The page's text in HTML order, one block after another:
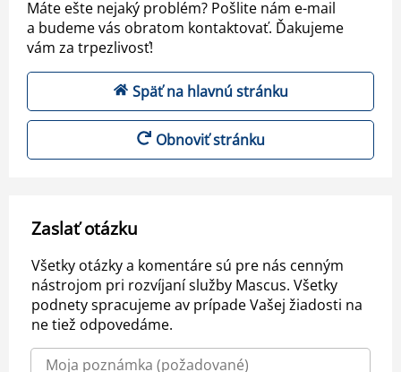
Máte ešte nejaký problém? Pošlite nám e-mail
a budeme vás obratom kontaktovať. Ďakujeme
vám za trpezlivosť!
Späť na hlavnú stránku
Obnoviť stránku
Zaslať otázku
Všetky otázky a komentáre sú pre nás cenným
nástrojom pri rozvíjaní služby Mascus. Všetky
podnety spracujeme av prípade Vašej žiadosti na
ne tiež odpovedáme.